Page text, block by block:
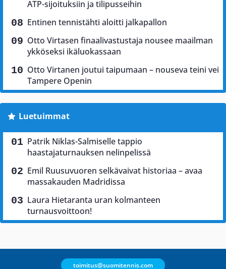
ATP-sijoituksiin ja tilipusseihin
Entinen tennistähti aloitti jalkapallon
Otto Virtasen finaalivastustaja nousee maailman
ykköseksi ikäluokassaan
Otto Virtanen joutui taipumaan – nouseva teini vei
Tampere Openin
Luetuimmat
Patrik Niklas-Salmiselle tappio
haastajaturnauksen nelinpelissä
Emil Ruusuvuoren selkävaivat historiaa – avaa
massakauden Madridissa
Laura Hietaranta uran kolmanteen
turnausvoittoon!
toimitus@suomitennis.com